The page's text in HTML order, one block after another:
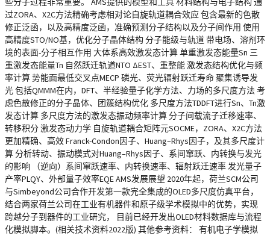
过ZORA、X2C方法精确考虑相对论自旋轨道耦合效应 包含最新的色散
修正泛函，以及高精度泛函，准确预测分子结构以及分子间作用 使用
高精度STO/NO基，优化分子晶体结构 分子能级与轨道 带电场、溶剂环
境的表面-分子相互作用 大体系高效激发态计算 单重激发态能量Sn 三
重激发态能量Tn 自然跃迁轨道NTO ΔEST、重整能 激发态结构优化与频
率计算 势能面最低交叉点MECP 磷光、荧光辐射跃迁寿命 聚集诱导发
光 包括QMMM在内，DFT、半经验量子化学方法、力场的多尺度方法 考
虑色散修正的分子晶体、团簇结构优化 多尺度方法TDDFT进行Sn、Tn激
发态计算 多尺度方法的激发态振动频率计算 分子间载流子迁移速率、
转移积分 激发态动力学 自旋轨道耦合矩阵元SOCME，ZORA、X2C方法
更加精确、高效 Franck-Condon因子、Huang–Rhys因子，及其多尺度计
算 分析转动、振动模式对Huang–Rhys因子、系间窜跃、内转换与发光
的影响 （逆向）系间窜跃速率、内转换速率、辐射跃迁速率 发光量子
产率PLQY、外部量子效率EQE AMS发展展望 2020年起，荷兰SCM公司
与Simbeyond公司合作开发第一款完全集成的OLED多尺度仿真平台，
结合两家荷兰公司在工业有机器件和原子级学术模拟中的优势，实现
跨越分子到器件的工业研究， 目前已经开发出OLED材料数据库与流程
化模拟脚本。(相关技术资料2022版) 其他参考资料： 有机电子学模拟